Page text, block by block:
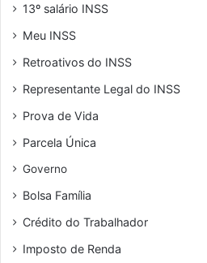
13º salário INSS
Meu INSS
Retroativos do INSS
Representante Legal do INSS
Prova de Vida
Parcela Única
Governo
Bolsa Família
Crédito do Trabalhador
Imposto de Renda